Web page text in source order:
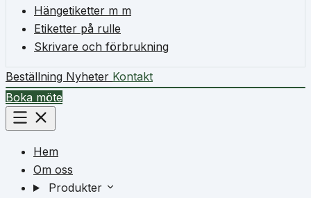
Hängetiketter m m
Etiketter på rulle
Skrivare och förbrukning
Beställning Nyheter Kontakt
Boka möte
Hem
Om oss
Produkter